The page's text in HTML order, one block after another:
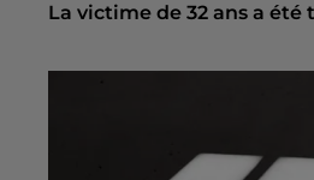
La victime de 32 ans a